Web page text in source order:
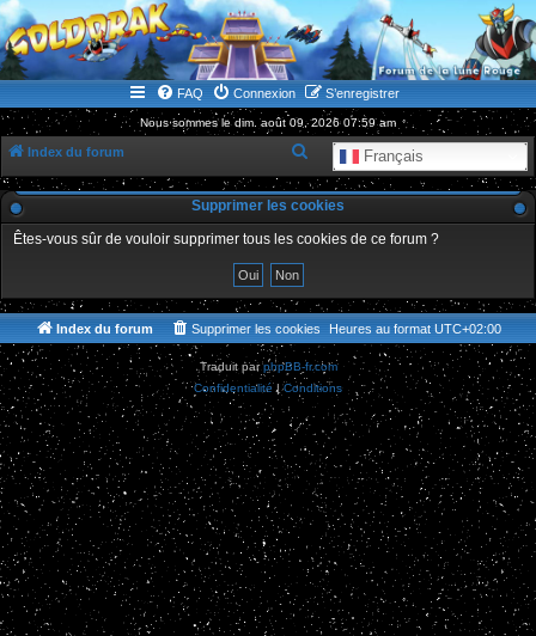
WWW.GOLDORAKGO.COM
le site de la Lune Rouge
FAQ Connexion S’enregistrer
Nous sommes le dim. août 09, 2026 07:59 am
Index du forum Français
e
c
h
h
e
r
Supprimer les cookies
Êtes-vous sûr de vouloir supprimer tous les cookies de ce forum ?
Index du forum Heures au format UTC+02:00
Supprimer les cookies
Traduit parphpBB-fr.com
Confidentialité|Conditions